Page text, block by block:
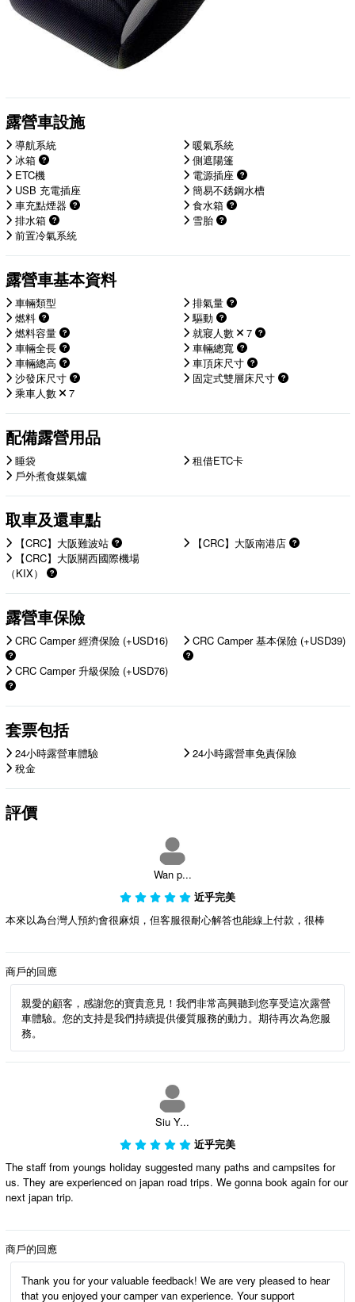
露營車設施
導航系統
暖氣系統
冰箱
側遮陽篷
ETC機
電源插座
USB 充電插座
簡易不銹鋼水槽
車充點煙器
食水箱
排水箱
雪胎
前置冷氣系統
露營車基本資料
車輛類型
排氣量
燃料
驅動
燃料容量
就寢人數
7
車輛全長
車輛總寬
車輛總高
車頂床尺寸
沙發床尺寸
固定式雙層床尺寸
乘車人數
7
配備露營用品
睡袋
租借ETC卡
戶外煮食媒氣爐
取車及還車點
【CRC】大阪難波站
【CRC】大阪南港店
【CRC】大阪關西國際機場
（KIX）
露營車保險
CRC Camper 經濟保險 (+USD16)
CRC Camper 基本保險 (+USD39)
CRC Camper 升級保險 (+USD76)
套票包括
24小時露營車體驗
24小時露營車免責保險
稅金
評價
Wan p...
近乎完美
本來以為台灣人預約會很麻煩，但客服很耐心解答也能線上付款，很棒
商戶的回應
親愛的顧客，感謝您的寶貴意見！我們非常高興聽到您享受這次露營
車體驗。您的支持是我們持續提供優質服務的動力。期待再次為您服
務。
Siu Y...
近乎完美
The staff from youngs holiday suggested many paths and campsites for
us. They are experienced on japan road trips. We gonna book again for our
next japan trip.
商戶的回應
Thank you for your valuable feedback! We are very pleased to hear
that you enjoyed your camper van experience. Your support